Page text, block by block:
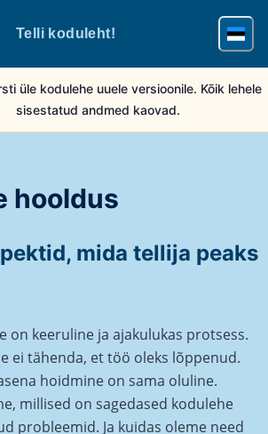
Telli koduleht!
üle kodulehe uuele versioonile. Kõik lehele
sisestatud andmed kaovad.
hooldus
mida tellija peaks
on keeruline ja ajakulukas protsess.
ei tähenda, et töö oleks lõppenud.
hoidmine on sama oluline.
millised on sagedased kodulehe
probleemid. Ja kuidas oleme need